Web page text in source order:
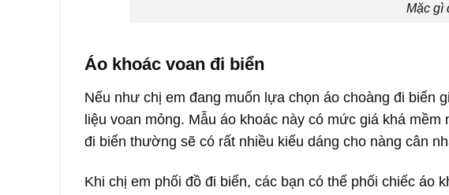
Mặc gì
Áo khoác voan đi biển
Nếu như chị em đang muốn lựa chọn áo choàng đi biển
liệu voan mỏng. Mẫu áo khoác này có mức giá khá
đi biển thường sẽ có rất nhiều kiểu dáng cho nàng cân
Khi chị em phối đồ đi biển, các bạn có thể phối chiếc áo